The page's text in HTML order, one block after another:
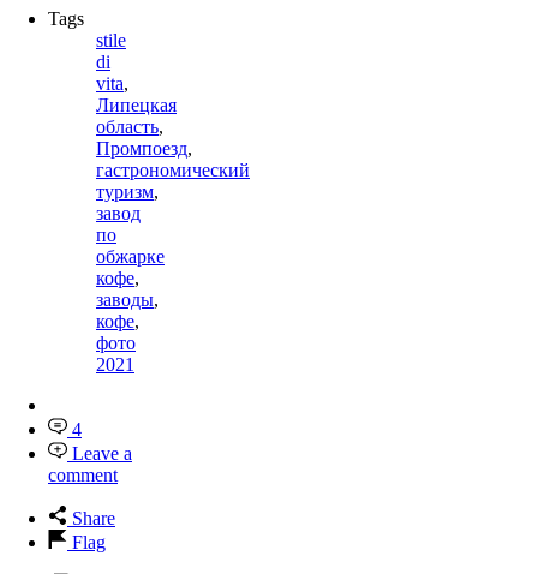
Tags
stile
di
vita,
Липецкая
область,
Промпоезд,
гастрономический
туризм,
завод
по
обжарке
кофе,
заводы,
кофе,
фото
2021
4
Leave a
comment
Share
Flag